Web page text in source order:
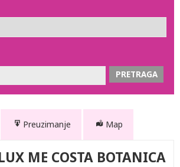
Preuzimanje Map
ME COSTA BOTANICA